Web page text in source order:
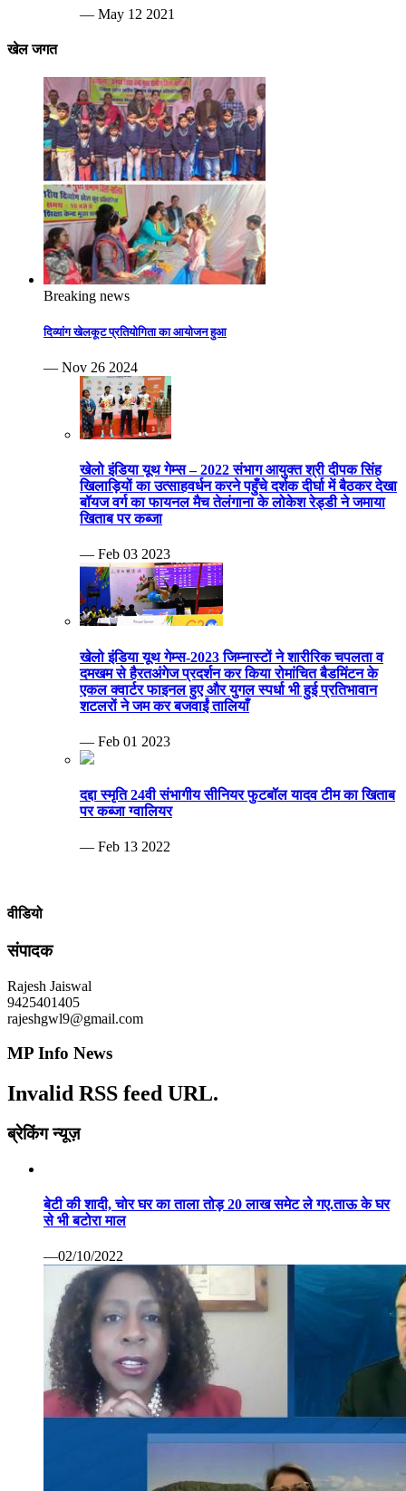
— May 12 2021
खेल जगत
Breaking news
दिव्यांग खेलकूट प्रतियोगिता का आयोजन हुआ
— Nov 26 2024
खेलो इंडिया यूथ गेम्स – 2022 संभाग आयुक्त श्री दीपक सिंह
खिलाड़ियों का उत्साहवर्धन करने पहुँचे दर्शक दीर्घा में बैठकर देखा
बॉयज वर्ग का फायनल मैच तेलंगाना के लोकेश रेड्डी ने जमाया
खिताब पर कब्जा
— Feb 03 2023
खेलो इंडिया यूथ गेम्स-2023 जिम्नास्टों ने शारीरिक चपलता व
दमखम से हैरतअंगेज प्रदर्शन कर किया रोमांचित बैडमिंटन के
एकल क्वार्टर फाइनल हुए और युगल स्पर्धा भी हुई प्रतिभावान
शटलरों ने जम कर बजवाईं तालियाँ
— Feb 01 2023
दद्दा स्मृति 24वी संभागीय सीनियर फुटबॉल यादव टीम का खिताब
पर कब्जा ग्वालियर
— Feb 13 2022
वीडियो
संपादक
Rajesh Jaiswal
9425401405
rajeshgwl9@gmail.com
MP Info News
Invalid RSS feed URL.
ब्रेकिंग न्यूज़
बेटी की शादी, चोर घर का ताला तोड़ 20 लाख समेट ले गए.ताऊ के घर
से भी बटोरा माल
—02/10/2022